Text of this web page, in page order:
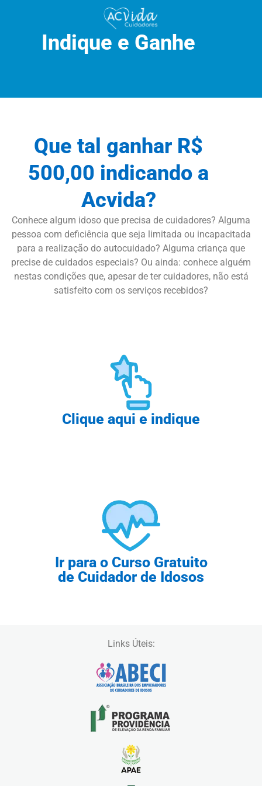
Indique e Ganhe
Que tal ganhar R$
500,00 indicando a
Acvida?
Conhece algum idoso que precisa de cuidadores? Alguma
pessoa com deficiência que seja limitada ou incapacitada
para a realização do autocuidado? Alguma criança que
precise de cuidados especiais? Ou ainda: conhece alguém
nestas condições que, apesar de ter cuidadores, não está
satisfeito com os serviços recebidos?
Clique aqui e indique
Ir para o Curso Gratuito
de Cuidador de Idosos
Links Úteis: